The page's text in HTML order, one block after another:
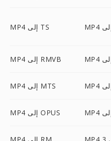
MP4 إلى TS
MP4 إلى RMVB
MP4 إلى MTS
MP4 إلى OPUS